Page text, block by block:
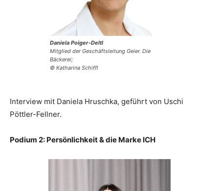
Daniela Poiger-Deltl
Mitglied der Geschäftsleitung Geier. Die
Bäckerei;
© Katharina Schiffl
Interview mit Daniela Hruschka, geführt von Uschi
Pöttler-Fellner.
Podium 2: Persönlichkeit & die Marke ICH